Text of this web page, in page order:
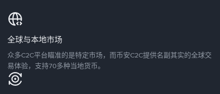
全球与本地市场
众多C2C平台瞄准的是特定市场，而币安C2C提供名副其实的全球交
易体验，支持70多种当地货币。